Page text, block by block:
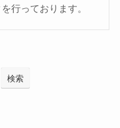
行っております。
検索